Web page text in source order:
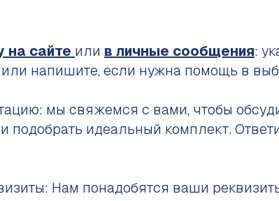
на сайте или в личные сообщения:
напишите, если нужна помощь в
мы свяжемся с вами, чтобы
подобрать идеальный комплект.
Нам понадобятся ваши